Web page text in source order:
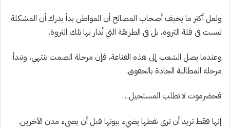
ولعل أكثر ما يخيف أصحاب المصالح أن المواطن بدأ يدرك أن المشكلة
ليست في قلة الثروة، بل في الطريقة التي تُدار بها تلك الثروة.
وعندما يصل الشعب إلى هذه القناعة، فإن مرحلة الصمت تنتهي، وتبدأ
مرحلة المطالبة الجادة بالحقوق.
فحضرموت لا تطلب المستحيل…
إنها فقط تريد أن ترى نفطها يضيء بيوتها قبل أن يضيء مدن الآخرين.